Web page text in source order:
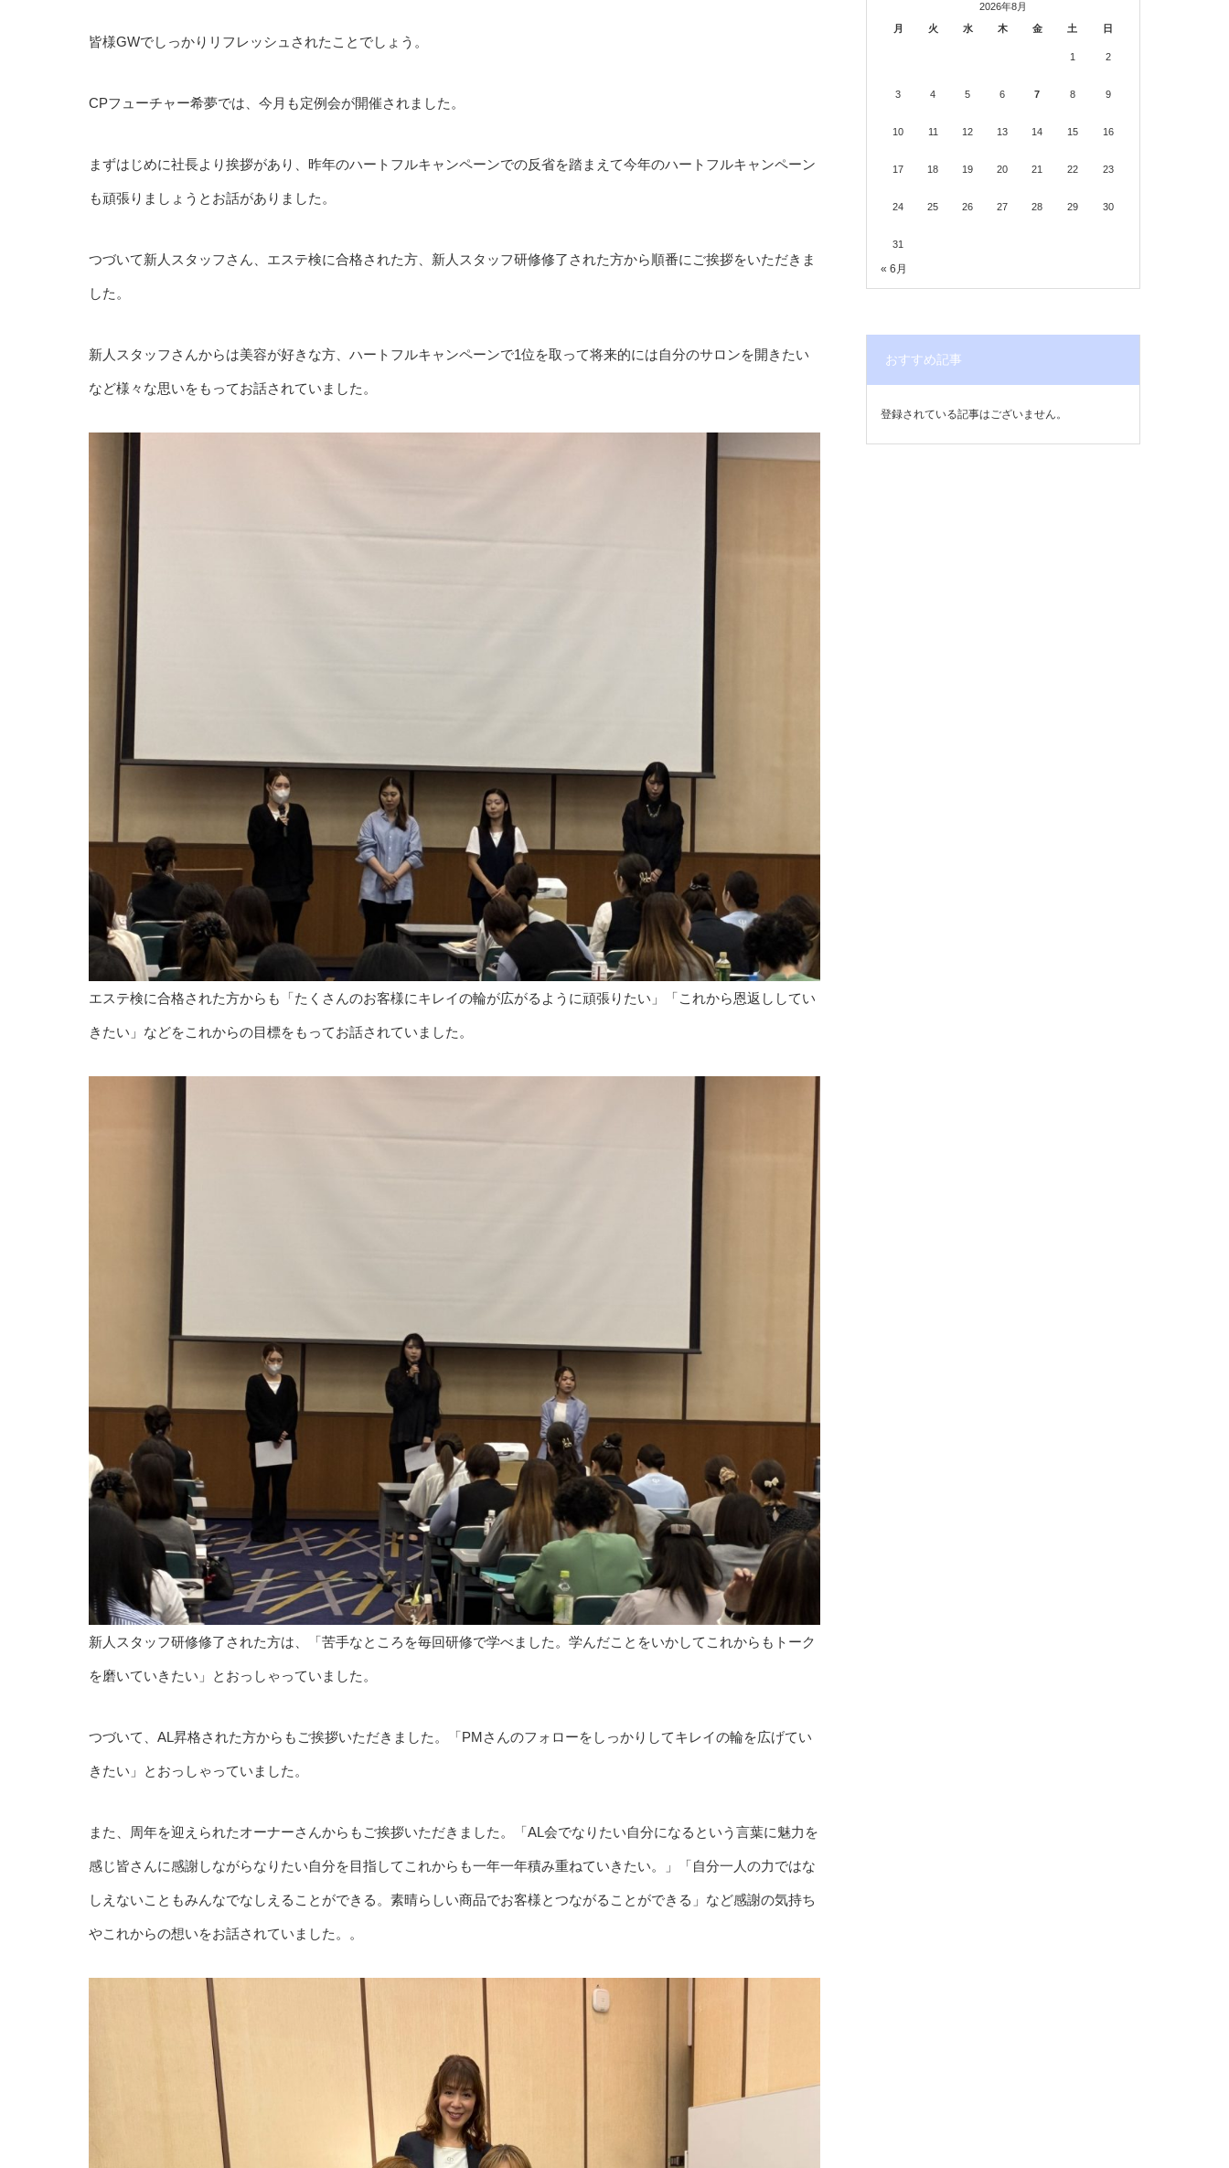
皆様GWでしっかりリフレッシュされたことでしょう。
CPフューチャー希夢では、今月も定例会が開催されました。
まずはじめに社長より挨拶があり、昨年のハートフルキャンペーンでの反省を踏まえて今年のハートフルキャンペーン
も頑張りましょうとお話がありました。
つづいて新人スタッフさん、エステ検に合格された方、新人スタッフ研修修了された方から順番にご挨拶をいただきま
した。
新人スタッフさんからは美容が好きな方、ハートフルキャンペーンで1位を取って将来的には自分のサロンを開きたい
など様々な思いをもってお話されていました。
エステ検に合格された方からも「たくさんのお客様にキレイの輪が広がるように頑張りたい」「これから恩返ししてい
きたい」などをこれからの目標をもってお話されていました。
新人スタッフ研修修了された方は、「苦手なところを毎回研修で学べました。学んだことをいかしてこれからもトーク
を磨いていきたい」とおっしゃっていました。
つづいて、AL昇格された方からもご挨拶いただきました。「PMさんのフォローをしっかりしてキレイの輪を広げてい
きたい」とおっしゃっていました。
また、周年を迎えられたオーナーさんからもご挨拶いただきました。「AL会でなりたい自分になるという言葉に魅力を
感じ皆さんに感謝しながらなりたい自分を目指してこれからも一年一年積み重ねていきたい。」「自分一人の力ではな
しえないこともみんなでなしえることができる。素晴らしい商品でお客様とつながることができる」など感謝の気持ち
やこれからの想いをお話されていました。。
2026年8月
月
火 水 木 金 土 日
1 2
3 4 5 6 7 8 9
10 11 12 13 14 15 16
17 18 19 20 21 22 23
24 25 26 27 28 29 30
31
« 6月
おすすめ記事
登録されている記事はございません。